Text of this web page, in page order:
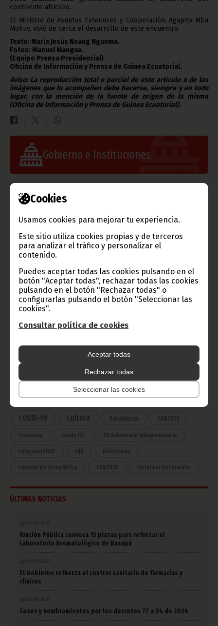
Cookies
Usamos cookies para mejorar tu experiencia.
Este sitio utiliza cookies propias y de terceros
para analizar el tráfico y personalizar el
contenido.
Puedes aceptar todas las cookies pulsando en el
botón "Aceptar todas", rechazar todas las cookies
pulsando en el botón "Rechazar todas" o
configurarlas pulsando el botón "Seleccionar las
cookies".
Consultar política de cookies
Aceptar todas
Rechazar todas
Seleccionar las cookies
continente africano.
El Ministro de Asuntos Exteriores y Cooperación, Agapito Mba
Mokuy, vivió de cerca el desarrollo de este encuentro.
Texto: María Jesús Nsang Nguema.
Fotos: Manuel Mangue.
(Equipo Prensa Presidencial)
Oficina de Información y Prensa de Guinea Ecuatorial.
Aviso: La reproducción total o parcial de este artículo o de las
imágenes que lo acompañen debe hacerse, siempre y en todo
lugar, con la mención de la fuente de origen de la misma
(Oficina de Información y Prensa de Guinea Ecuatorial).
Gobierno e Instituciones
Información de Guinea Ecuatorial
TVGE
Radio Nacional de Guinea
Ecuatorial
Haz click aquí para escuchar ahora
Noticias Gobierno
Presidencia
África
Deportes Vicepresidencia
COVID-19 Cultura Estadísticas CAN 2015
Economía Gente GE 50 Aniversario Independencia
CongresoPDGE FIJA Bielorrusia
Consejo de la república CAN 2025 Defensor del pueblo
ÚLTIMAS NOTICIAS
agosto 06, 2026
Función Pública convoca 15 plazas para reforzar el
Laboratorio Bromatológico de Basupú
agosto 06, 2026
El Gobierno refuerza el control sanitario de farmacias y
clínicas
agosto 06, 2026
Ceses y nombramientos por los decretos 77 a 94 de 2026